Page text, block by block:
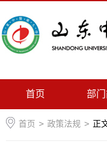
首页 部
首页 > 政策法规 > 正